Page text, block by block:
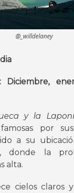
@_willdelaney
Diciembre,
y la
por sus
a su
donde la
alta.
cielos claros